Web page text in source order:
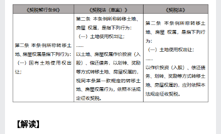
【解读】